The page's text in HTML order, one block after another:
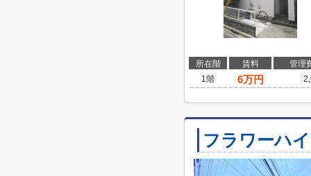
所在階 賃料
管理
1階
6万円
フラワーハ